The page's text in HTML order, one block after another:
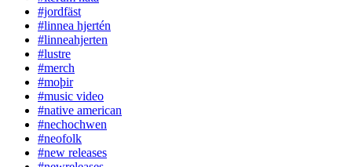
#jordfäst
#linnea hjertén
#linneahjerten
#lustre
#merch
#moþir
#music video
#native american
#nechochwen
#neofolk
#new releases